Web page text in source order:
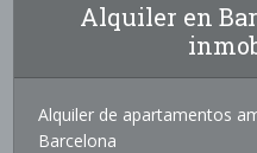
Alquiler en
Alquiler de apartamentos
Barcelona